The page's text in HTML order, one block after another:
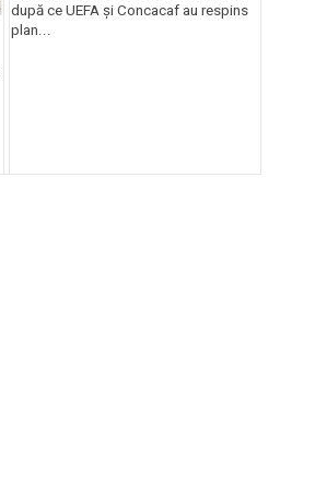
după ce UEFA şi Concacaf au respins
plan...